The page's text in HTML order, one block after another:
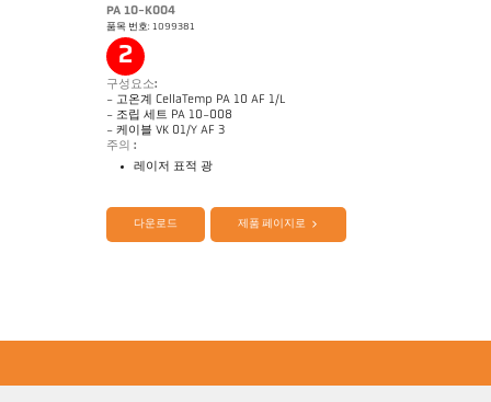
PA 10-K004
품목 번호: 1099381
2
구성요소:
- 고온계 CellaTemp PA 10 AF 1/L
- 조립 세트 PA 10-008
- 케이블 VK 01/Y AF 3
주의 :
레이저 표적 광
제품 카다로그 Cellatemp PA
다운로드 제품 페이지로